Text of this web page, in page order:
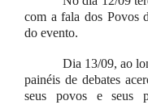
com a fala dos Povos
do evento.
Dia 13/09, ao
painéis de debates
seus povos e seus